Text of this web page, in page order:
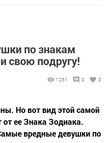
по знакам
свою подругу!
1261 0 0
Но вот вид этой самой
от ее Знака Зодиака.
вредные девушки по